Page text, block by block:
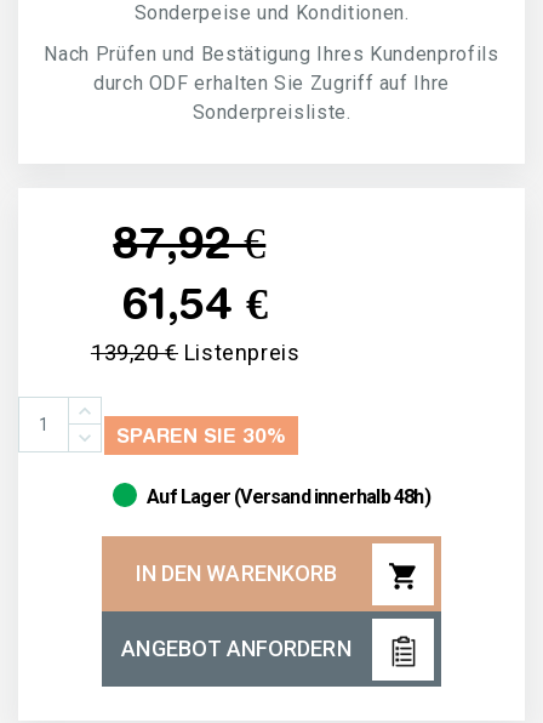
Sonderpeise und Konditionen.
Nach Prüfen und Bestätigung Ihres Kundenprofils
durch ODF erhalten Sie Zugriff auf Ihre
Sonderpreisliste.
87,92 €
61,54 €
139,20 € Listenpreis
SPAREN SIE 30%
Auf Lager (Versand innerhalb 48h)
IN DEN WARENKORB shopping_cart
ANGEBOT ANFORDERN